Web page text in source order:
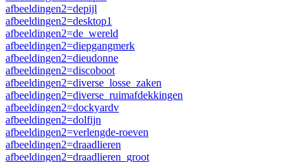
afbeeldingen2=depijl
afbeeldingen2=desktop1
afbeeldingen2=de_wereld
afbeeldingen2=diepgangmerk
afbeeldingen2=dieudonne
afbeeldingen2=discoboot
afbeeldingen2=diverse_losse_zaken
afbeeldingen2=diverse_ruimafdekkingen
afbeeldingen2=dockyardv
afbeeldingen2=dolfijn
afbeeldingen2=verlengde-roeven
afbeeldingen2=draadlieren
afbeeldingen2=draadlieren_groot